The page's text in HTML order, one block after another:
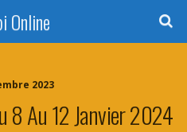
Online
2023
8 Au 12 Janvier 2024